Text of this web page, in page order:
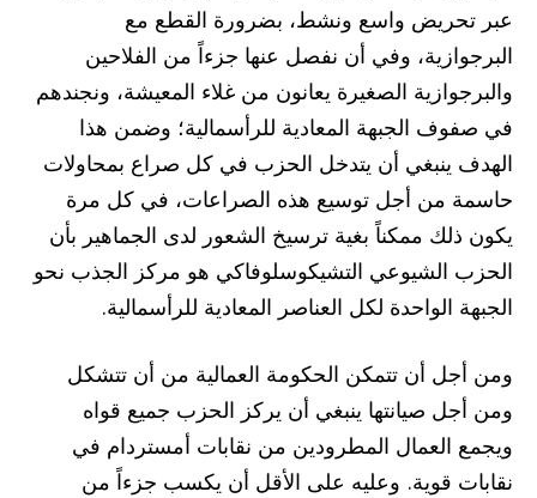
عبر تحريض واسع ونشط، بضرورة القطع مع
البرجوازية، وفي أن نفصل عنها جزءاً من الفلاحين
والبرجوازية الصغيرة يعانون من غلاء المعيشة، ونجندهم
في صفوف الجبهة المعادية للرأسمالية؛ وضمن هذا
الهدف ينبغي أن يتدخل الحزب في كل صراع بمحاولات
حاسمة من أجل توسيع هذه الصراعات، في كل مرة
يكون ذلك ممكناً بغية ترسيخ الشعور لدى الجماهير بأن
الحزب الشيوعي التشيكوسلوفاكي هو مركز الجذب نحو
الجبهة الواحدة لكل العناصر المعادية للرأسمالية.
ومن أجل أن تتمكن الحكومة العمالية من أن تتشكل
ومن أجل صيانتها ينبغي أن يركز الحزب جميع قواه
ويجمع العمال المطرودين من نقابات أمستردام في
نقابات قوية. وعليه على الأقل أن يكسب جزءاً من